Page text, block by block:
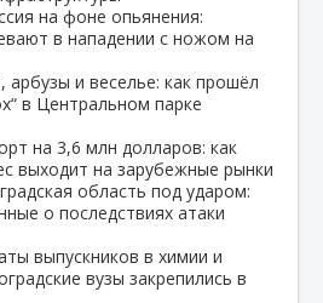
на фоне опьянения:
в нападении с ножом на
арбузы и веселье: как прошёл
в Центральном парке
на 3,6 млн долларов: как
выходит на зарубежные рынки
область под ударом:
о последствиях атаки
выпускников в химии и
вузы закрепились в